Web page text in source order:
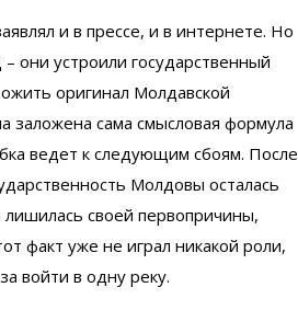
и в прессе, и в интернете. Но
они устроили государственный
оригинал Молдавской
заложена сама смысловая формула
ведет к следующим сбоям. После
Молдовы осталась
своей первопричины,
факт уже не играл никакой роли,
войти в одну реку.